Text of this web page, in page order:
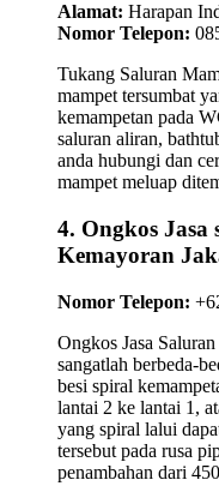
Alamat: Harapan
Nomor Telepon:
Tukang Saluran
mampet tersumbat
kemampetan pada
saluran aliran,
anda hubungi dan
mampet meluap
4. Ongkos
Kemayoran
Nomor Telepon:
Ongkos Jasa
sangatlah berbeda-
besi spiral
lantai 2 ke lantai 1,
yang spiral lalui
tersebut pada rusa
penambahan dari